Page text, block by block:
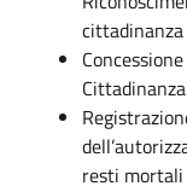
resti